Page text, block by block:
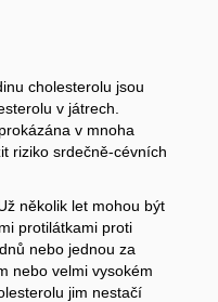
cholesterolu jsou
v játrech.
v mnoha
riziko srdečně-cévních
několik let mohou být
protilátkami proti
nebo jednou za
nebo velmi vysokém
jim nestačí